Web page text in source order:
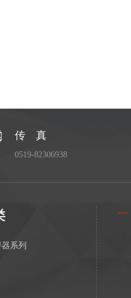
传 真
0519-82306938
系列